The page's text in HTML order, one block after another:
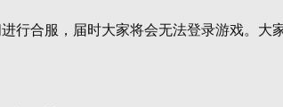
行合服，届时大家将会无法登录游戏。大